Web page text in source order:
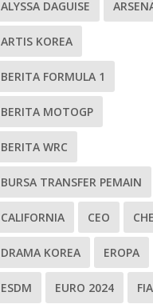
ALYSSA DAGUISE
ARTIS KOREA
BERITA FORMULA 1
BERITA MOTOGP
BERITA WRC
BURSA TRANSFER PEMAIN
CALIFORNIA CEO
DRAMA KOREA EROPA
ESDM EURO 2024 FIA